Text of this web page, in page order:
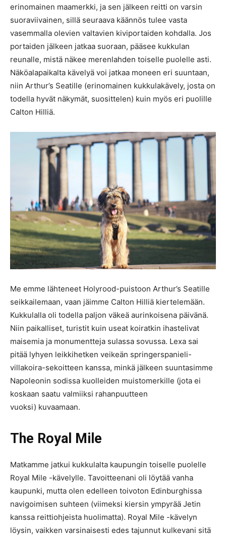
erinomainen maamerkki, ja sen jälkeen reitti on varsin
suoraviivainen, sillä seuraava käännös tulee vasta
vasemmalla olevien valtavien kiviportaiden kohdalla. Jos
portaiden jälkeen jatkaa suoraan, pääsee kukkulan
reunalle, mistä näkee merenlahden toiselle puolelle asti.
Näköalapaikalta kävelyä voi jatkaa moneen eri suuntaan,
niin Arthur’s Seatille (erinomainen kukkulakävely, josta on
todella hyvät näkymät, suosittelen) kuin myös eri puolille
Calton Hilliä.
Me emme lähteneet Holyrood-puistoon Arthur’s Seatille
seikkailemaan, vaan jäimme Calton Hilliä kiertelemään.
Kukkulalla oli todella paljon väkeä aurinkoisena päivänä.
Niin paikalliset, turistit kuin useat koiratkin ihastelivat
maisemia ja monumentteja sulassa sovussa. Lexa sai
pitää lyhyen leikkihetken veikeän springerspanieli-
villakoira-sekoitteen kanssa, minkä jälkeen suuntasimme
Napoleonin sodissa kuolleiden muistomerkille (jota ei
koskaan saatu valmiiksi rahanpuutteen
vuoksi) kuvaamaan.
The Royal Mile
Matkamme jatkui kukkulalta kaupungin toiselle puolelle
Royal Mile -kävelylle. Tavoitteenani oli löytää vanha
kaupunki, mutta olen edelleen toivoton Edinburghissa
navigoimisen suhteen (viimeksi kiersin ympyrää Jetin
kanssa reittiohjeista huolimatta). Royal Mile -kävelyn
löysin, vaikken varsinaisesti edes tajunnut kulkevani sitä